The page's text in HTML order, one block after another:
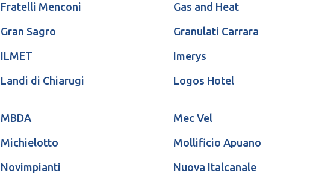
Fratelli Menconi Gas and Heat
Gran Sagro Granulati Carrara
ILMET Imerys
Landi di Chiarugi Logos Hotel
MBDA Mec Vel
Michielotto Mollificio Apuano
Novimpianti Nuova Italcanale